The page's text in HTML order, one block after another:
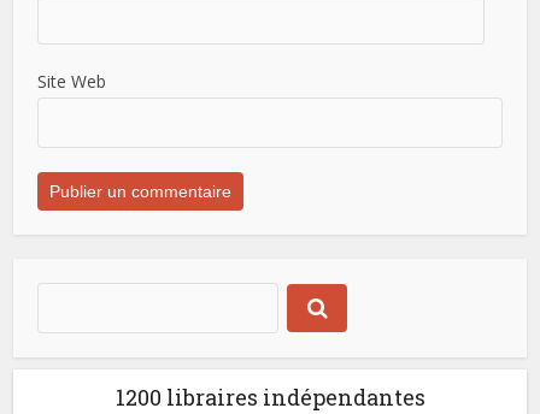
Site Web
1200 libraires indépendantes